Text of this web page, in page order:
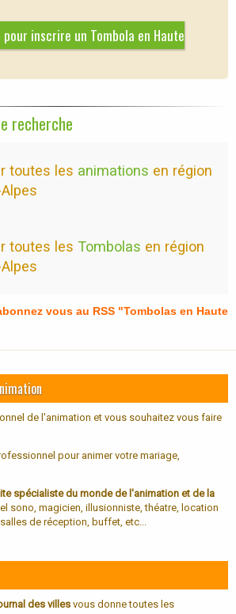
inscrire un Tombola en Haute
recherche
toutes les animations en région
toutes les Tombolas en région
vous au RSS "Tombolas en Haute
de l'animation et vous souhaitez vous faire
pour animer votre mariage,
spécialiste du monde de l'animation et de la
sono, magicien, illusionniste, théatre, location
de réception, buffet, etc...
des villesvous donne toutes les